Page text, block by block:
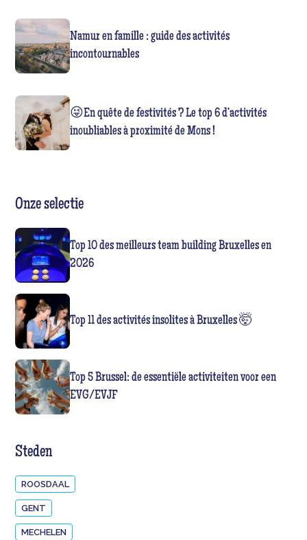
Namur en famille : guide des activités
incontournables
😜En quête de festivités ? Le top 6 d’activités
inoubliables à proximité de Mons !
Onze selectie
Top 10 des meilleurs team building Bruxelles en
2026
Top 11 des activités insolites à Bruxelles 🤯
Top 5 Brussel: de essentiële activiteiten voor een
EVG/EVJF
Steden
ROOSDAAL
GENT
MECHELEN